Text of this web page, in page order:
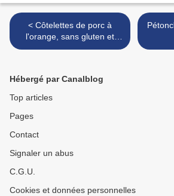
< Côtelettes de porc à
l'orange, sans gluten et
sans lactose
Hébergé par Canalblog
Top articles
Pages
Contact
Signaler un abus
C.G.U.
Cookies et données personnelles